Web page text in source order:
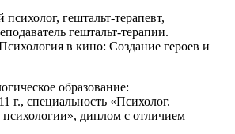
гештальт-терапевт,
гештальт-терапии.
в кино: Создание героев и
образование:
специальность «Психолог.
психологии», диплом с отличием